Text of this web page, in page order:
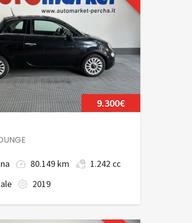
9.300€
80.149 km
1.242 cc
2019